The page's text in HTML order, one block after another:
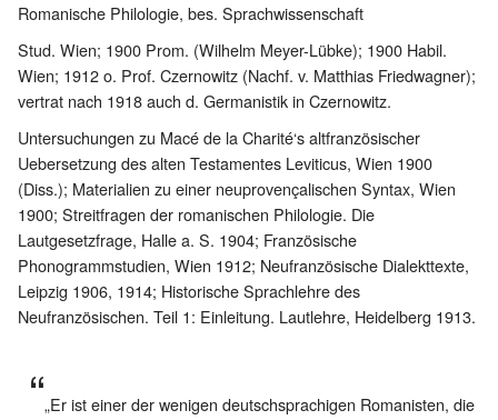
Romanische Philologie, bes. Sprachwissenschaft
Stud. Wien; 1900 Prom. (Wilhelm Meyer-Lübke); 1900 Habil.
Wien; 1912 o. Prof. Czernowitz (Nachf. v. Matthias Friedwagner);
vertrat nach 1918 auch d. Germanistik in Czernowitz.
Untersuchungen zu Macé de la Charité‘s altfranzösischer
Uebersetzung des alten Testamentes Leviticus, Wien 1900
(Diss.); Materialien zu einer neuprovençalischen Syntax, Wien
1900; Streitfragen der romanischen Philologie. Die
Lautgesetzfrage, Halle a. S. 1904; Französische
Phonogrammstudien, Wien 1912; Neufranzösische Dialekttexte,
Leipzig 1906, 1914; Historische Sprachlehre des
Neufranzösischen. Teil 1: Einleitung. Lautlehre, Heidelberg 1913.
„Er ist einer der wenigen deutschsprachigen Romanisten, die